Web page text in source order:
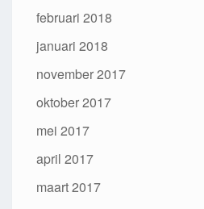
februari 2018
januari 2018
november 2017
oktober 2017
mei 2017
april 2017
maart 2017